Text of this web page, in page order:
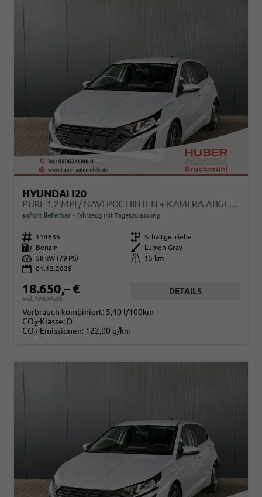
HYUNDAI I20
PURE 1.2 MPI / NAVI PDC HINTEN + KAMERA ABGEDUNKELTE SCHEIBEN TEMPOMAT ALU 16"
sofort lieferbar Fahrzeug mit Tageszulassung
Fahrzeugnr. 114636 Getriebe Schaltgetriebe
Kraftstoff
Benzin Außenfarbe
Lumen Gray
Leistung
58 kW (79 PS) Kilometerstand
15 km
01.12.2025
18.650,– €
incl. 19% MwSt.
DETAILS
Verbrauch kombiniert: 5,40 l/100km
CO2-Klasse: D
CO2-Emissionen: 122,00 g/km